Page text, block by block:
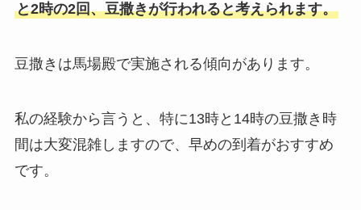
と2時の2回、豆撒きが行われると考えられます。
豆撒きは馬場殿で実施される傾向があります。
私の経験から言うと、特に13時と14時の豆撒き時
間は大変混雑しますので、早めの到着がおすすめ
です。